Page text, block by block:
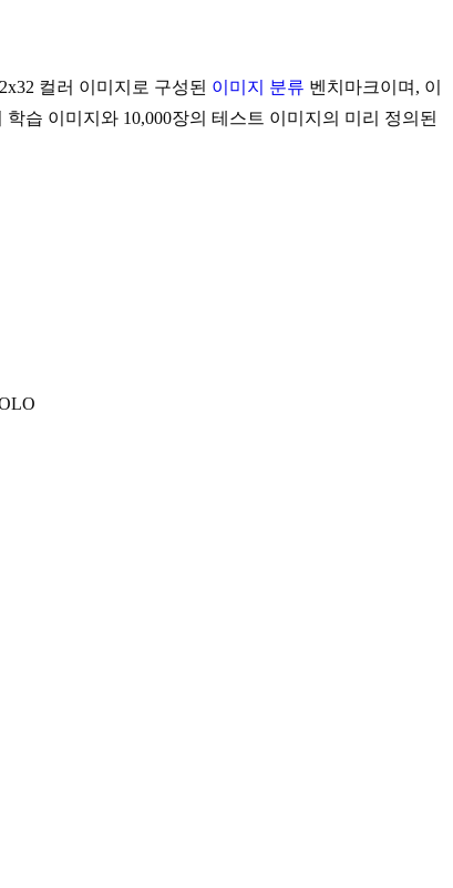
컬러 이미지로 구성된 이미지 분류 벤치마크이며, 이
습 이미지와 10,000장의 테스트 이미지의 미리 정의된